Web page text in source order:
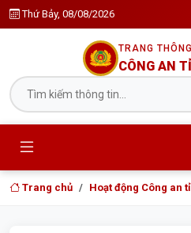
Thứ Bảy, 08/08/2026
TRANG
CÔNG AN
Trang chủ Hoạt động Công an